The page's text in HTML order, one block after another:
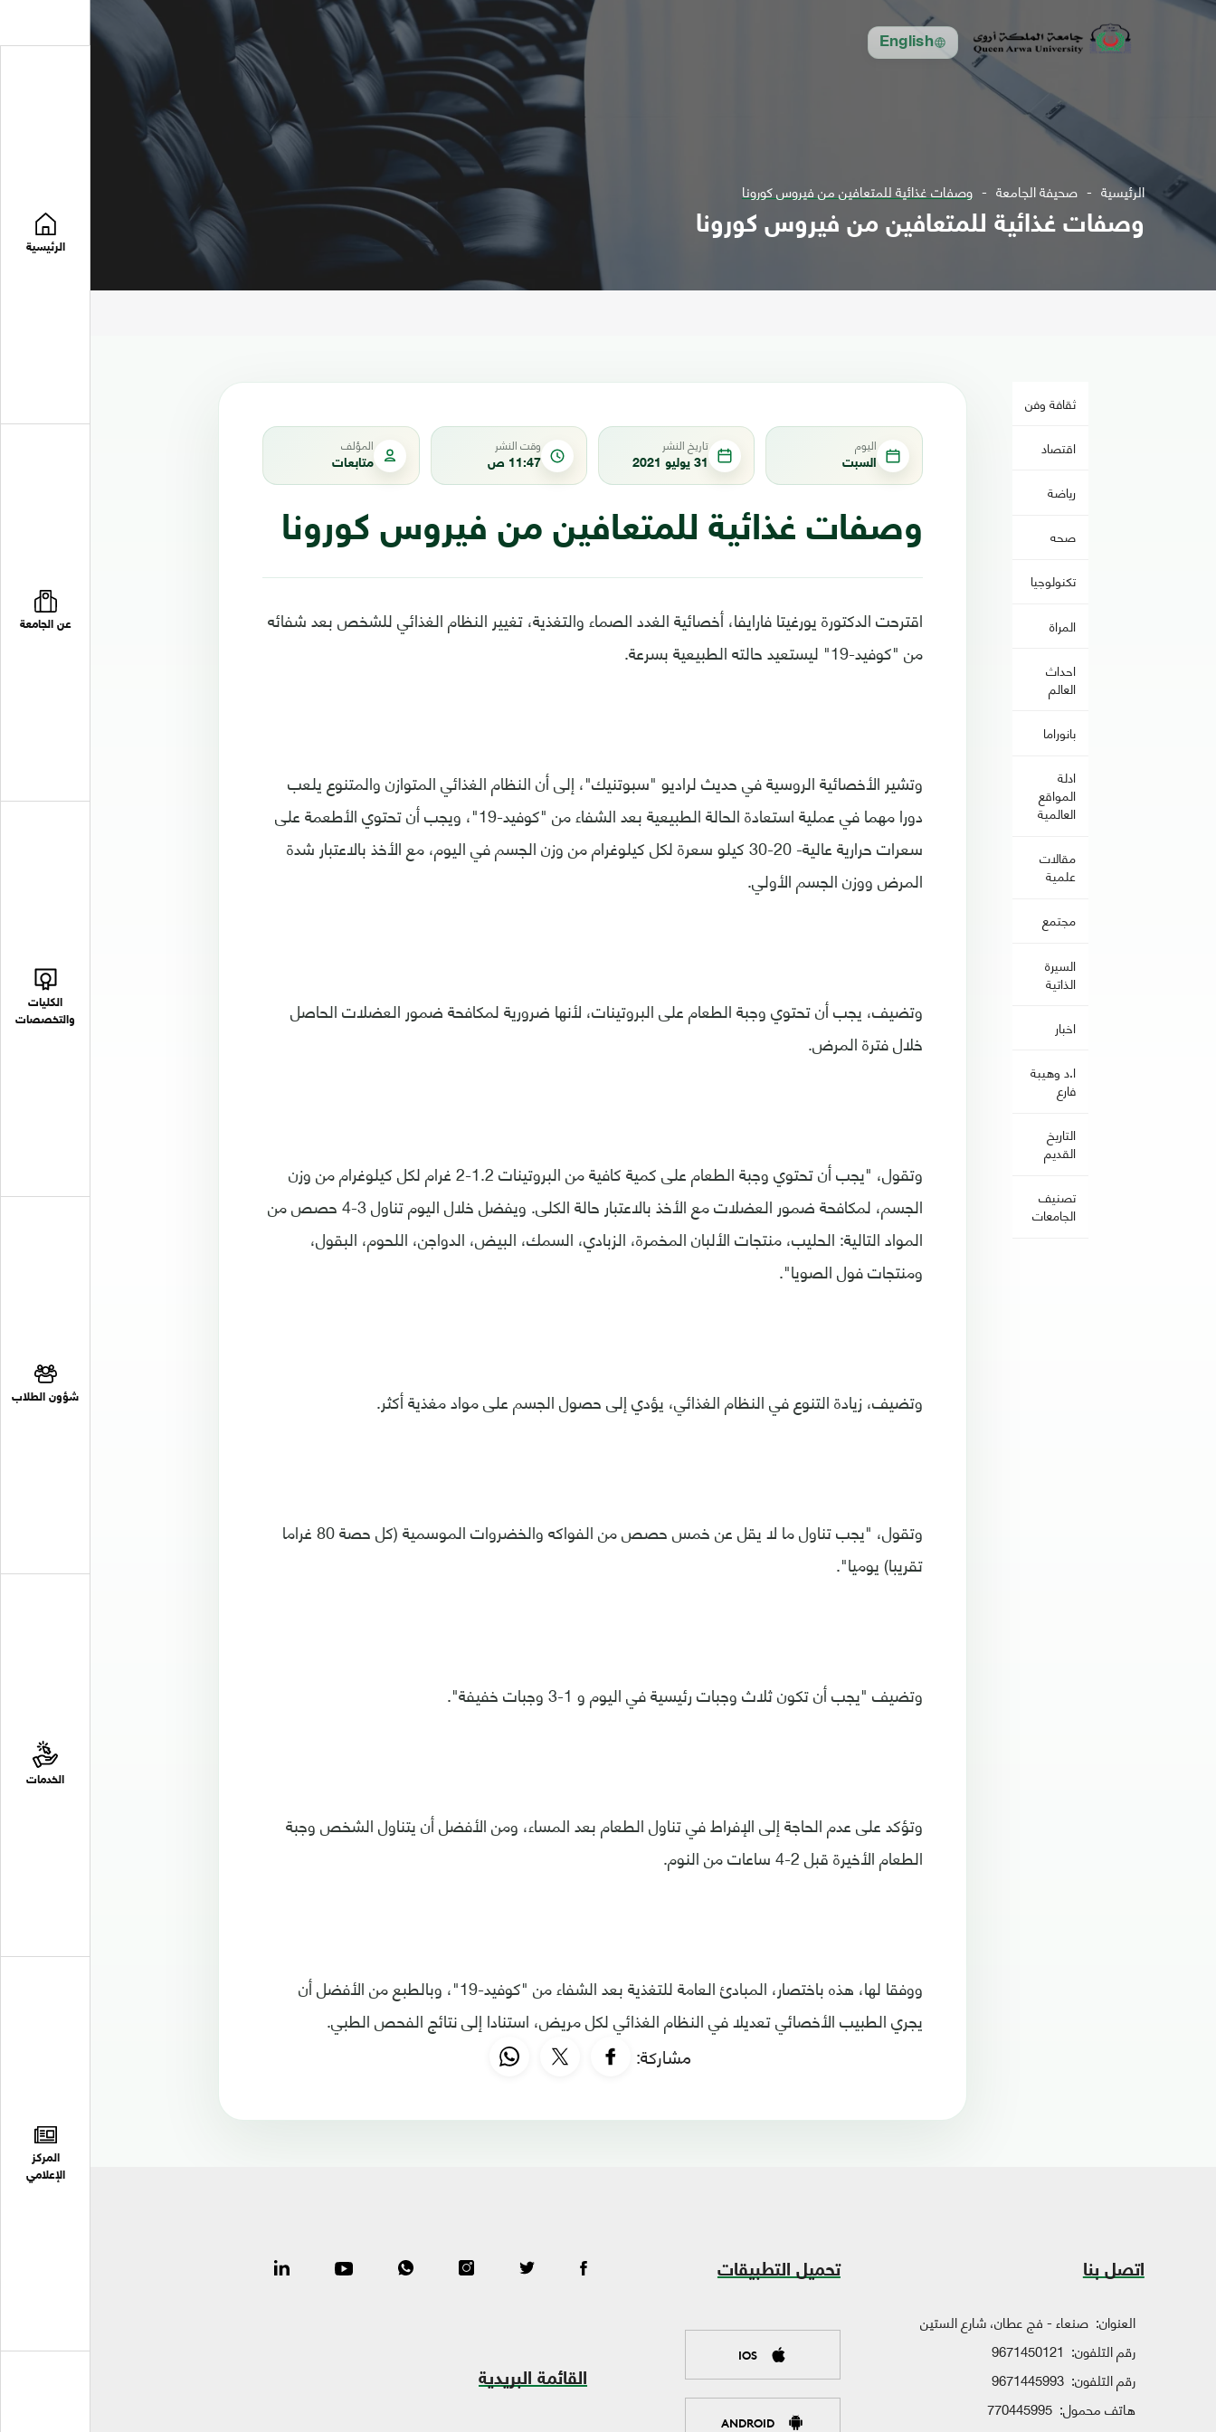
English
الرئيسية
عن الجامعة
الكليات
والتخصصات
شؤون الطلاب
الخدمات
المركز
الإعلامي
الرئيسية صحيفة الجامعة وصفات غذائية للمتعافين من فيروس كورونا
وصفات غذائية للمتعافين من فيروس كورونا
ثقافة وفن
اقتصاد
رياضة
صحه
تكنولوجيا
المراة
احداث
العالم
بانوراما
ادلة
المواقع
العالمية
مقالات
علمية
مجتمع
السيرة
الذاتية
اخبار
ا.د وهيبة
فارع
التاريخ
القديم
تصنيف
الجامعات
اليوم
السبت
تاريخ النشر
31 يوليو 2021
وقت النشر
11:47 ص
المؤلف
متابعات
وصفات غذائية للمتعافين من فيروس كورونا
اقترحت الدكتورة يورغيتا فارايفا، أخصائية الغدد الصماء والتغذية، تغيير النظام الغذائي للشخص بعد شفائه
من "كوفيد-19" ليستعيد حالته الطبيعية بسرعة.
وتشير الأخصائية الروسية في حديث لراديو "سبوتنيك"، إلى أن النظام الغذائي المتوازن والمتنوع يلعب
دورا مهما في عملية استعادة الحالة الطبيعية بعد الشفاء من "كوفيد-19"، ويجب أن تحتوي الأطعمة على
سعرات حرارية عالية- 20-30 كيلو سعرة لكل كيلوغرام من وزن الجسم في اليوم، مع الأخذ بالاعتبار شدة
المرض ووزن الجسم الأولي.
وتضيف، يجب أن تحتوي وجبة الطعام على البروتينات، لأنها ضرورية لمكافحة ضمور العضلات الحاصل
خلال فترة المرض.
وتقول، "يجب أن تحتوي وجبة الطعام على كمية كافية من البروتينات 1.2-2 غرام لكل كيلوغرام من وزن
الجسم، لمكافحة ضمور العضلات مع الأخذ بالاعتبار حالة الكلى. ويفضل خلال اليوم تناول 3-4 حصص من
المواد التالية: الحليب، منتجات الألبان المخمرة، الزبادي، السمك، البيض، الدواجن، اللحوم، البقول،
ومنتجات فول الصويا".
وتضيف، زيادة التنوع في النظام الغذائي، يؤدي إلى حصول الجسم على مواد مغذية أكثر.
وتقول، "يجب تناول ما لا يقل عن خمس حصص من الفواكه والخضروات الموسمية (كل حصة 80 غراما
تقريبا) يوميا".
وتضيف "يجب أن تكون ثلاث وجبات رئيسية في اليوم و 1-3 وجبات خفيفة".
وتؤكد على عدم الحاجة إلى الإفراط في تناول الطعام بعد المساء، ومن الأفضل أن يتناول الشخص وجبة
الطعام الأخيرة قبل 2-4 ساعات من النوم.
ووفقا لها، هذه باختصار، المبادئ العامة للتغذية بعد الشفاء من "كوفيد-19"، وبالطبع من الأفضل أن
يجري الطبيب الأخصائي تعديلا في النظام الغذائي لكل مريض، استنادا إلى نتائج الفحص الطبي.
مشاركة:
اتصل بنا
العنوان: صنعاء - فج عطان، شارع الستين
رقم التلفون: 9671450121
رقم التلفون: 9671445993
هاتف محمول: 770445995
تحميل التطبيقات
IOS
ANDROID
القائمة البريدية